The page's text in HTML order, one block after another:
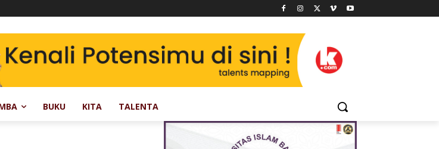
BUKU KITA TALENTA